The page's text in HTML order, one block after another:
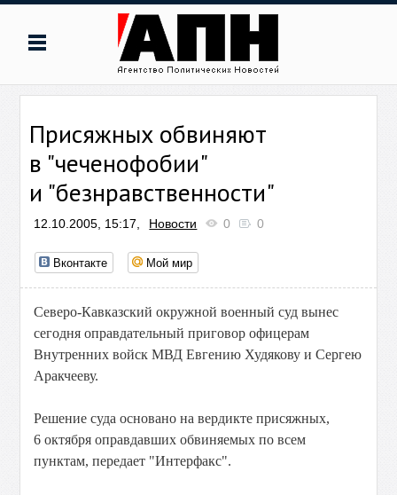
Присяжных обвиняют
в "чеченофобии"
и "безнравственности"
12.10.2005, 15:17, Новости 0 0
Вконтакте Мой мир
Северо-Кавказский окружной военный суд вынес
сегодня оправдательный приговор офицерам
Внутренних войск МВД Евгению Худякову и Сергею
Аракчееву.
Решение суда основано на вердикте присяжных,
6 октября оправдавших обвиняемых по всем
пунктам, передает "Интерфакс".